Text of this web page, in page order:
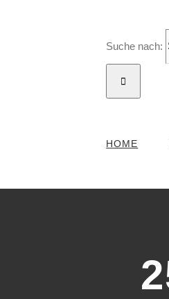
Suche nach:
HOME